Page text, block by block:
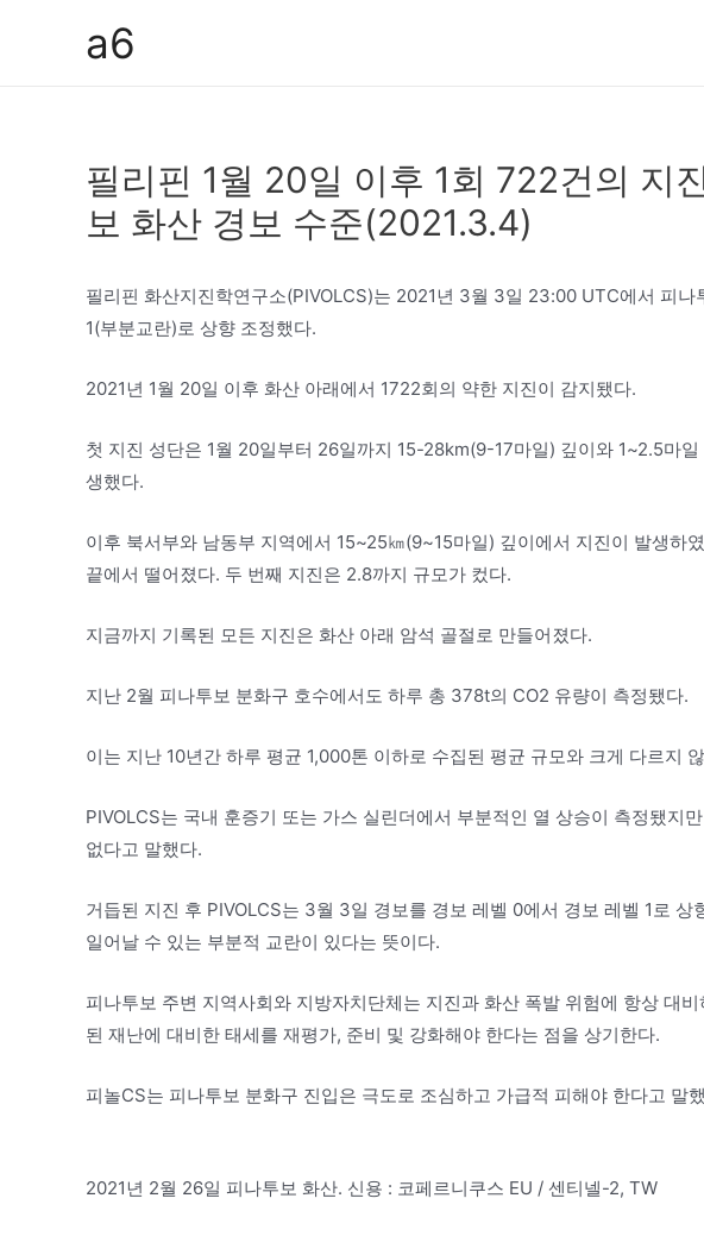
a6
필리핀 1월 20일 이후 1회 722건의 지
보 화산 경보 수준(2021.3.4)
필리핀 화산지진학연구소(PIVOLCS)는 2021년 3월 3일 23:00 UTC에서 피나
1(부분교란)로 상향 조정했다.
2021년 1월 20일 이후 화산 아래에서 1722회의 약한 지진이 감지됐다.
첫 지진 성단은 1월 20일부터 26일까지 15-28km(9-17마일) 깊이와 1~2.5마
생했다.
이후 북서부와 남동부 지역에서 15~25㎞(9~15마일) 깊이에서 지진이 발생하
끝에서 떨어졌다. 두 번째 지진은 2.8까지 규모가 컸다.
지금까지 기록된 모든 지진은 화산 아래 암석 골절로 만들어졌다.
지난 2월 피나투보 분화구 호수에서도 하루 총 378t의 CO2 유량이 측정됐다.
이는 지난 10년간 하루 평균 1,000톤 이하로 수집된 평균 규모와 크게 다르지
PIVOLCS는 국내 훈증기 또는 가스 실린더에서 부분적인 열 상승이 측정됐지
없다고 말했다.
거듭된 지진 후 PIVOLCS는 3월 3일 경보를 경보 레벨 0에서 경보 레벨 1로 상
일어날 수 있는 부분적 교란이 있다는 뜻이다.
피나투보 주변 지역사회와 지방자치단체는 지진과 화산 폭발 위험에 항상 대
된 재난에 대비한 태세를 재평가, 준비 및 강화해야 한다는 점을 상기한다.
피놀CS는 피나투보 분화구 진입은 극도로 조심하고 가급적 피해야 한다고 말
2021년 2월 26일 피나투보 화산. 신용 : 코페르니쿠스 EU / 센티넬-2, TW